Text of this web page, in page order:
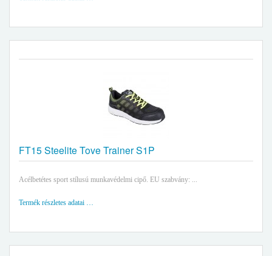
FT15 Steelite Tove Trainer S1P
Acélbetétes sport stílusú munkavédelmi cipő. EU szabvány: ...
Termék részletes adatai …